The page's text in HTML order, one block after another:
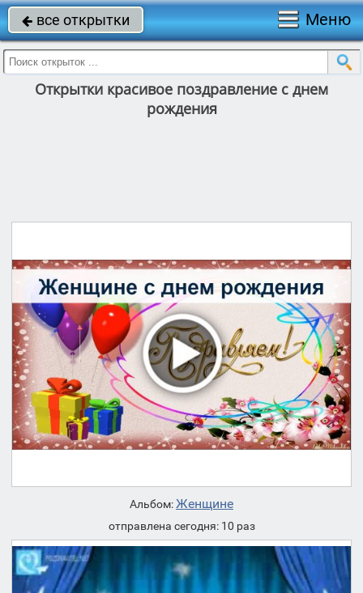
 все открытки Меню
Открытки красивое поздравление с днем
рождения
Альбом:Женщине
отправлена сегодня: 10 раз